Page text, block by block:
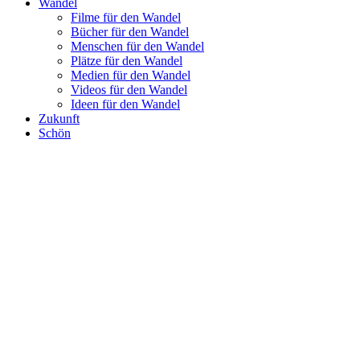
Wandel
Filme für den Wandel
Bücher für den Wandel
Menschen für den Wandel
Plätze für den Wandel
Medien für den Wandel
Videos für den Wandel
Ideen für den Wandel
Zukunft
Schön